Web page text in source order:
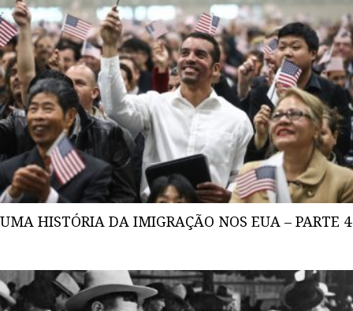
UMA HISTÓRIA DA IMIGRAÇÃO NOS EUA – PARTE 4